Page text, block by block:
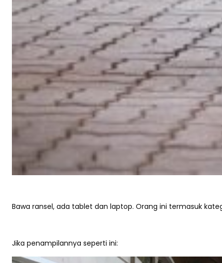
Bawa ransel, ada tablet dan laptop. Orang ini termasuk
Jika penampilannya seperti ini: